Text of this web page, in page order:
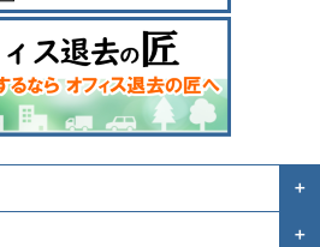
＋
＋